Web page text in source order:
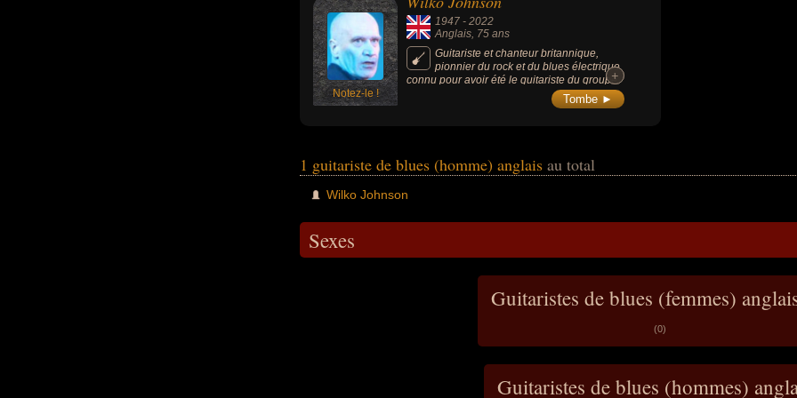
Notez-le !
1947 - 2022
Anglais, 75 ans
Guitariste et chanteur britannique,
pionnier du rock et du blues électrique,
connu pour avoir été le guitariste du groupe
de pub rock anglais Dr. Feelgood. Son jeu
de guitare est particulièrement remarquable
+
+
Tombe ►
1 guitariste de blues (homme) anglais au total
Wilko Johnson
Sexes
Guitaristes de blues (femmes)
(0)
Guitaristes de blues (hommes)